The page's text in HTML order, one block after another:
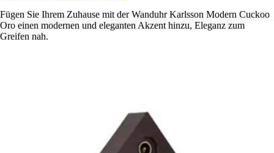
Fügen Sie Ihrem Zuhause mit der Wanduhr Karlsson Modern Cuckoo
Oro einen modernen und eleganten Akzent hinzu, Eleganz zum
Greifen nah.